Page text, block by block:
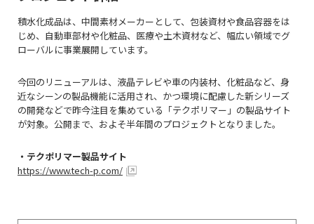
積水化成品は、 中間素材メーカー として、包装資材や食品容器をは
じめ、自動車部材や化粧品、医療や土木資材など、幅広い領域でグ
ローバルに事業展開しています。
今回のリニューアルは、液晶テレビや車の内装材、化粧品など、身
近なシーンの製品機能に活用され、かつ環境に配慮した新シリーズ
の開発などで昨今注目を集めている「テクポリマー」の製品サイト
が対象。公開まで、およそ半年間のプロジェクトとなりました。
・テクポリマー製品サイト
https://www.tech-p.com/